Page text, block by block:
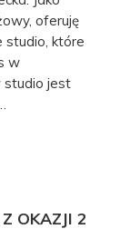
oferuję
studio, które
w
studio jest
OKAZJI 2